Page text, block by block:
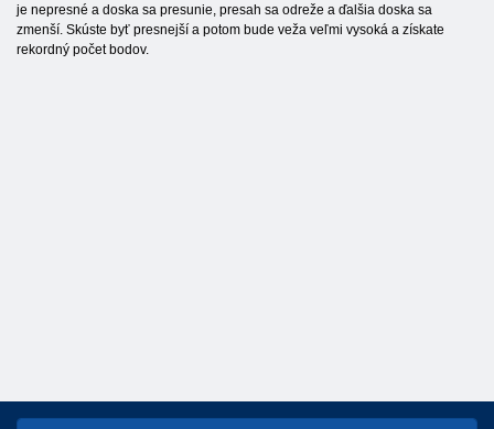
je nepresné a doska sa presunie, presah sa odreže a ďalšia doska sa
zmenší. Skúste byť presnejší a potom bude veža veľmi vysoká a získate
rekordný počet bodov.